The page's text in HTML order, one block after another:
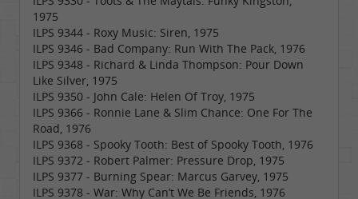
1975
ILPS 9344 - Roxy Music: Siren, 1975
ILPS 9346 - Bad Company: Run With The Pack, 1976
ILPS 9348 - Richard & Linda Thompson: Pour Down
Like Silver, 1975
ILPS 9350 - John Cale: Helen Of Troy, 1975
ILPS 9366 - Ronnie Lane & Slim Chance: One For The
Road, 1976
ILPS 9368 - Spooky Tooth: Best of Spooky Tooth, 1976
ILPS 9372 - Robert Palmer: Pressure Drop, 1975
ILPS 9377 - Burning Spear: Marcus Garvey, 1975
ILPS 9378 - War: Why Can’t We Be Friends, 1976